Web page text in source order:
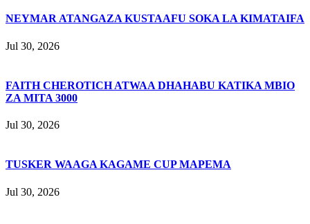
NEYMAR ATANGAZA KUSTAAFU SOKA LA KIMATAIFA
Jul 30, 2026
FAITH CHEROTICH ATWAA DHAHABU KATIKA MBIO
ZA MITA 3000
Jul 30, 2026
TUSKER WAAGA KAGAME CUP MAPEMA
Jul 30, 2026